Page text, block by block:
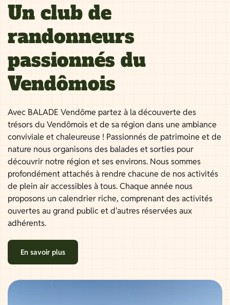
Un club de
randonneurs
passionnés du
Vendômois
Avec BALADE Vendôme partez à la découverte des
trésors du Vendômois et de sa région dans une ambiance
conviviale et chaleureuse ! Passionnés de patrimoine et de
nature nous organisons des balades et sorties pour
découvrir notre région et ses environs. Nous sommes
profondément attachés à rendre chacune de nos activités
de plein air accessibles à tous. Chaque année nous
proposons un calendrier riche, comprenant des activités
ouvertes au grand public et d'autres réservées aux
adhérents.
En savoir plus